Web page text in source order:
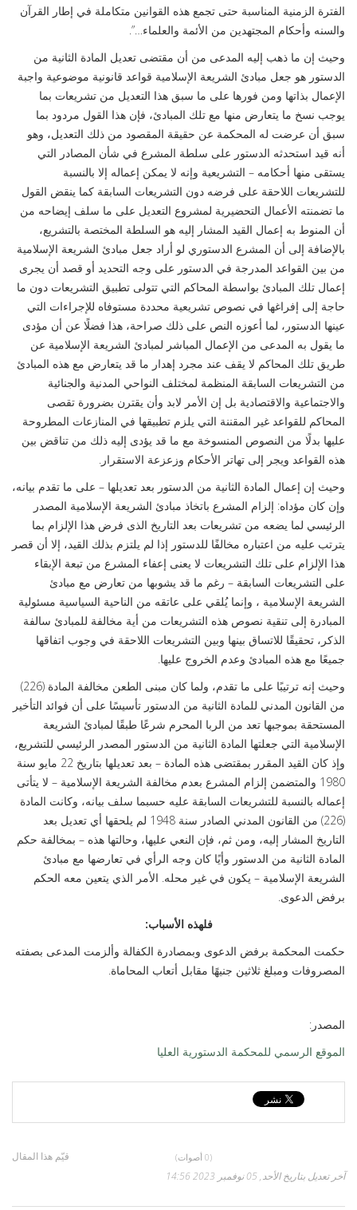
الفترة الزمنية المناسبة حتى تجمع هذه القوانين متكاملة في إطار القرآن
والسنه وأحكام المجتهدين من الأئمة والعلماء…”.
وحيث إن ما ذهب إليه المدعى من أن مقتضى تعديل المادة الثانية من
الدستور هو جعل مبادئ الشريعة الإسلامية قواعد قانونية موضوعية واجبة
الإعمال بذاتها ومن فورها على ما سبق هذا التعديل من تشريعات بما
يوجب نسخ ما يتعارض منها مع تلك المبادئ، فإن هذا القول مردود بما
سبق أن عرضت له المحكمة عن حقيقة المقصود من ذلك التعديل، وهو
أنه قيد استحدثه الدستور على سلطة المشرع في شأن المصادر التي
يستقى منها أحكامه – التشريعية وإنه لا يمكن إعماله إلا بالنسبة
للتشريعات اللاحقة على فرضه دون التشريعات السابقة كما ينقض القول
ما تضمنته الأعمال التحضيرية لمشروع التعديل على ما سلف إيضاحه من
أن المنوط به إعمال القيد المشار إليه هو السلطة المختصة بالتشريع،
بالإضافة إلى أن المشرع الدستوري لو أراد جعل مبادئ الشريعة الإسلامية
من بين القواعد المدرجة في الدستور على وجه التحديد أو قصد أن يجرى
إعمال تلك المبادئ بواسطة المحاكم التي تتولى تطبيق التشريعات دون ما
حاجة إلى إفراغها في نصوص تشريعية محددة مستوفاه للإجراءات التي
عينها الدستور، لما أعوزه النص على ذلك صراحة، هذا فضلًا عن أن مؤدى
ما يقول به المدعى من الإعمال المباشر لمبادئ الشريعة الإسلامية عن
طريق تلك المحاكم لا يقف عند مجرد إهدار ما قد يتعارض مع هذه المبادئ
من التشريعات السابقة المنظمة لمختلف النواحي المدنية والجنائية
والاجتماعية والاقتصادية بل إن الأمر لابد وأن يقترن بضرورة تقصى
المحاكم للقواعد غير المقننة التي يلزم تطبيقها في المنازعات المطروحة
عليها بدلًا من النصوص المنسوخة مع ما قد يؤدى إليه ذلك من تناقض بين
هذه القواعد ويجر إلى تهاتر الأحكام وزعزعة الاستقرار.
وحيث إن إعمال المادة الثانية من الدستور بعد تعديلها – على ما تقدم بيانه،
وإن كان مؤداه: إلزام المشرع باتخاذ مبادئ الشريعة الإسلامية المصدر
الرئيسي لما يضعه من تشريعات بعد التاريخ الذى فرض هذا الإلزام بما
يترتب عليه من اعتباره مخالفًا للدستور إذا لم يلتزم بذلك القيد، إلا أن قصر
هذا الإلزام على تلك التشريعات لا يعنى إعفاء المشرع من تبعة الإبقاء
على التشريعات السابقة – رغم ما قد يشوبها من تعارض مع مبادئ
الشريعة الإسلامية ، وإنما يُلقي على عاتقه من الناحية السياسية مسئولية
المبادرة إلى تنقية نصوص هذه التشريعات من أية مخالفة للمبادئ سالفة
الذكر، تحقيقًا للاتساق بينها وبين التشريعات اللاحقة في وجوب اتفاقها
جميعًا مع هذه المبادئ وعدم الخروج عليها.
وحيث إنه ترتيبًا على ما تقدم، ولما كان مبنى الطعن مخالفة المادة (226)
من القانون المدني للمادة الثانية من الدستور تأسيسًا على أن فوائد التأخير
المستحقة بموجبها تعد من الربا المحرم شرعًا طبقًا لمبادئ الشريعة
الإسلامية التي جعلتها المادة الثانية من الدستور المصدر الرئيسي للتشريع،
وإذ كان القيد المقرر بمقتضى هذه المادة – بعد تعديلها بتاريخ 22 مايو سنة
1980 والمتضمن إلزام المشرع بعدم مخالفة الشريعة الإسلامية – لا يتأتى
إعماله بالنسبة للتشريعات السابقة عليه حسبما سلف بيانه، وكانت المادة
(226) من القانون المدني الصادر سنة 1948 لم يلحقها أي تعديل بعد
التاريخ المشار إليه، ومن ثم، فإن النعي عليها، وحالتها هذه – بمخالفة حكم
المادة الثانية من الدستور وأيًا كان وجه الرأي في تعارضها مع مبادئ
الشريعة الإسلامية – يكون في غير محله. الأمر الذي يتعين معه الحكم
برفض الدعوى.
فلهذه الأسباب:
حكمت المحكمة برفض الدعوى وبمصادرة الكفالة وألزمت المدعى بصفته
المصروفات ومبلغ ثلاثين جنيهًا مقابل أتعاب المحاماة.
المصدر:
الموقع الرسمي للمحكمة الدستورية العليا
قيّم هذا المقال (0 أصوات)
آخر تعديل بتاريخ الأحد, 05 نوفمبر 2023 14:56